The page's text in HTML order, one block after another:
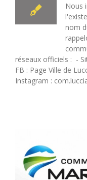
Nous
nom
réseaux officiels : -
FB : Page Ville de
Instagram :